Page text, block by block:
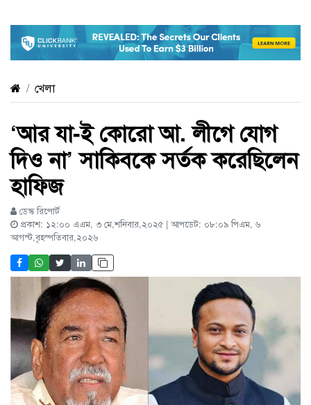
খেলা
‘আর যা-ই কোরো আ. লীগে যোগ
দিও না’ সাকিবকে সর্তক করেছিলেন
হাফিজ
ডেস্ক রিপোর্ট
প্রকাশ: ১২:০০ এএম, ৩ মে,শনিবার,২০২৫ | আপডেট: ০৮:০৯ পিএম, ৬
আগস্ট,বৃহস্পতিবার,২০২৬